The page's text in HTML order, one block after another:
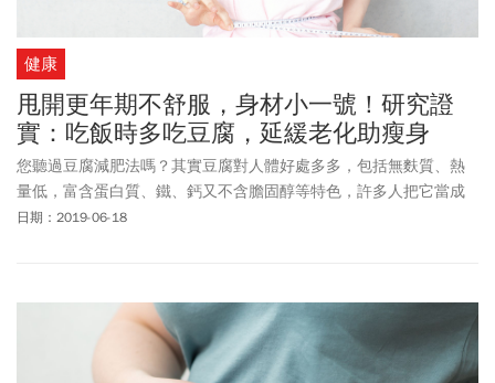
健康
甩開更年期不舒服，身材小一號！研究證
實：吃飯時多吃豆腐，延緩老化助瘦身
您聽過豆腐減肥法嗎？其實豆腐對人體好處多多，包括無麩質、熱
量低，富含蛋白質、鐵、鈣又不含膽固醇等特色，許多人把它當成
減肥時的食材。
日期：2019-06-18